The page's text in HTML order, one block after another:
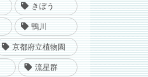
きぼう
鴨川
京都府立植物園
流星群